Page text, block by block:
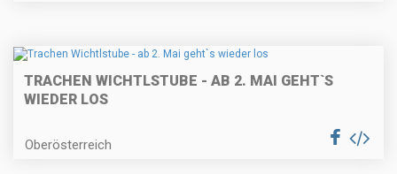
TRACHEN WICHTLSTUBE - AB 2. MAI GEHT`S
WIEDER LOS
Oberösterreich